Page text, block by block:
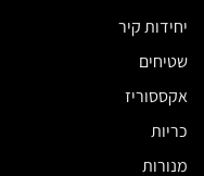
יחידות קיר
שטיחים
אקססוריז
כריות
מנורות